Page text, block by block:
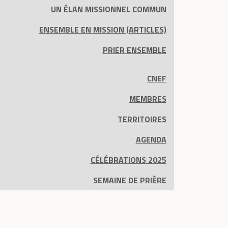
UN ÉLAN MISSIONNEL COMMUN
ENSEMBLE EN MISSION (ARTICLES)
PRIER ENSEMBLE
CNEF
MEMBRES
TERRITOIRES
AGENDA
CÉLÉBRATIONS 2025
SEMAINE DE PRIÈRE